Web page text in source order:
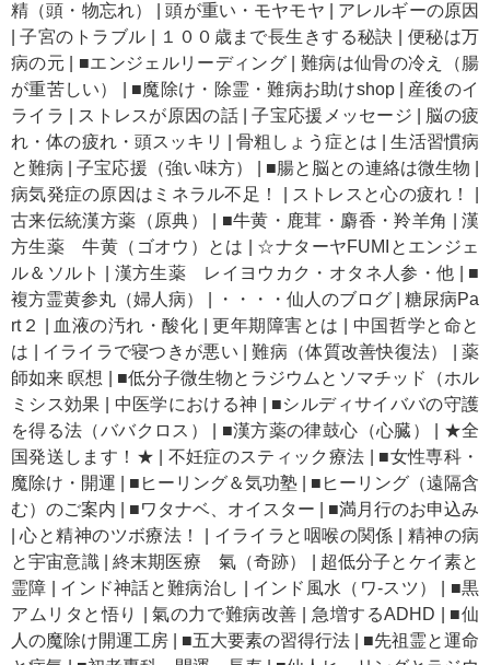
精（頭・物忘れ）
|頭が重い・モヤモヤ
アレルギーの原因
|子宮のトラブル １００歳まで長生きする秘訣
便秘は万
病の元
■エンジェルリーディング
難病は仙骨の冷え（腸
が重苦しい）
■魔除け・除霊・難病お助けshop| 産後のイ
ライラ
ストレスが原因の話|子宝応援メッセージ
脳の疲
れ・体の疲れ・頭スッキリ
|骨粗しょう症とは |生活習慣病
と難病 |子宝応援（強い味方） ■腸と脳との連絡は微生物
病気発症の原因はミネラル不足！
ストレスと心の疲れ！
古来伝統漢方薬（原典）
■牛黄・鹿茸・麝香・羚羊角 |漢
方生薬 牛黄（ゴオウ）とは
☆ナターヤFUMIとエンジェ
ル＆ソルト
漢方生薬 レイヨウカク・オタネ人参・他
■
複方霊黄参丸（婦人病）
・・・・仙人のブログ
糖尿病Pa
rt２
血液の汚れ・酸化 |更年期障害とは
中国哲学と命と
は
イライラで寝つきが悪い |難病（体質改善快復法） |薬
師如来 瞑想
■低分子微生物とラジウムとソマチッド（ホル
ミシス効果
中医学における神
■シルディサイババの守護
を得る法（ババクロス）
■漢方薬の律鼓心（心臓）
★全
国発送します！★
不妊症のスティック療法
■女性専科・
魔除け・開運
■ヒーリング＆気功塾
■ヒーリング（遠隔含
む）のご案内
■ワタナベ、オイスター
■満月行のお申込み
|心と精神のツボ療法！ イライラと咽喉の関係
精神の病
と宇宙意識|終末期医療 氣（奇跡）
超低分子とケイ素と
霊障
インド神話と難病治し インド風水（ワ-スツ）
■黒
アムリタと悟り
|氣の力で難病改善 急増するADHD
■仙
人の魔除け開運工房
■五大要素の習得行法
■先祖霊と運命